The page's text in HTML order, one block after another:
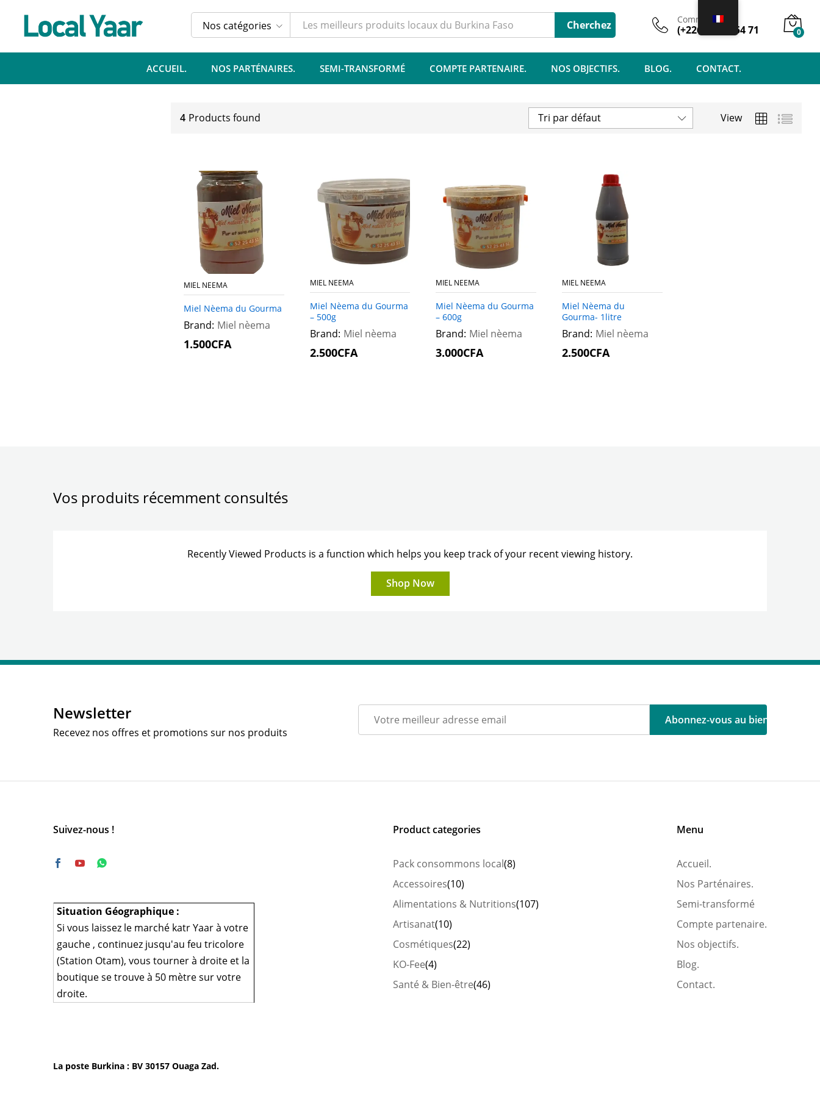
Nos catégories Cherchez Commercial
(+226) 74 61 54 71 0
ACCUEIL. NOS PARTÉNAIRES. SEMI-TRANSFORMÉ COMPTE PARTENAIRE. NOS OBJECTIFS. BLOG. CONTACT.
4 Products found View
Tri par défaut
MIEL NEEMA
Miel Nèema du Gourma
Brand: Miel nèema
1.500CFA
1.500CFA
MIEL NEEMA
Miel Nèema du Gourma
– 500g
Brand: Miel nèema
2.500CFA
2.500CFA
MIEL NEEMA
Miel Nèema du Gourma
– 600g
Brand: Miel nèema
3.000CFA
3.000CFA
MIEL NEEMA
Miel Nèema du
Gourma- 1litre
Brand: Miel nèema
2.500CFA
2.500CFA
Vos produits récemment consultés
Recently Viewed Products is a function which helps you keep track of your recent viewing history.
Shop Now
Newsletter
Recevez nos offres et promotions sur nos produits
Suivez-nous !
Situation Géographique :
Si vous laissez le marché katr Yaar à votre
gauche , continuez jusqu'au feu tricolore
(Station Otam), vous tourner à droite et la
boutique se trouve à 50 mètre sur votre
droite.
La poste Burkina : BV 30157 Ouaga Zad.
Product categories
Pack consommons local(8)
Accessoires(10)
Alimentations & Nutritions(107)
Artisanat(10)
Cosmétiques(22)
KO-Fee(4)
Santé & Bien-être(46)
Menu
Accueil.
Nos Parténaires.
Semi-transformé
Compte partenaire.
Nos objectifs.
Blog.
Contact.